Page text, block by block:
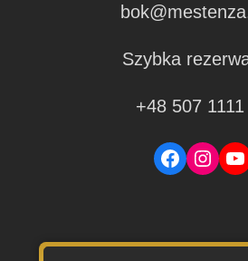
Szybka
+48 507